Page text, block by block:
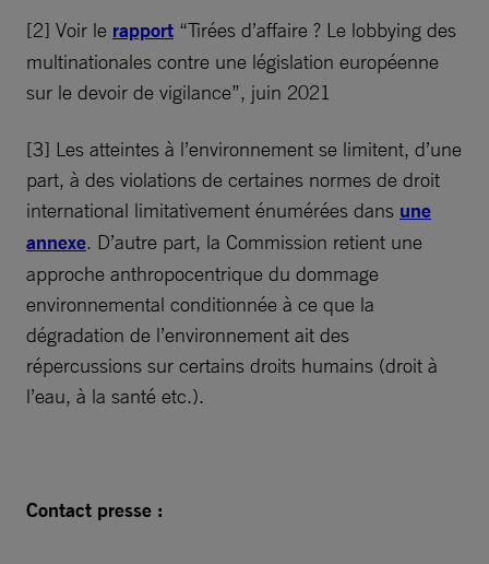
[2] Voir le rapport “Tirées d’affaire ? Le lobbying des
multinationales contre une législation européenne
sur le devoir de vigilance”, juin 2021
[3] Les atteintes à l’environnement se limitent, d’une
part, à des violations de certaines normes de droit
international limitativement énumérées dans une
annexe. D’autre part, la Commission retient une
approche anthropocentrique du dommage
environnemental conditionnée à ce que la
dégradation de l’environnement ait des
répercussions sur certains droits humains (droit à
l’eau, à la santé etc.).
Contact presse :